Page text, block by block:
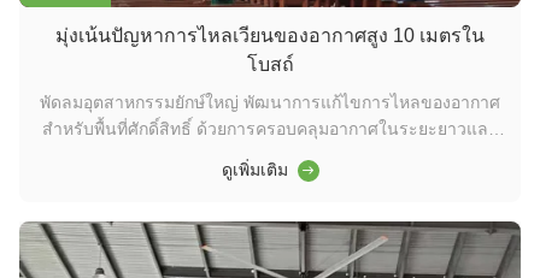
มุ่งเน้นปัญหาการไหลเวียนของอากาศสูง 10 เมตรใน
โบสถ์
พัดลมอุตสาหกรรมยักษ์ใหญ่ พัฒนาการแก้ไขการไหลของอากาศ
สําหรับพื้นที่ศักดิ์สิทธิ์ ด้วยการครอบคลุมอากาศในระยะยาวและ
การทํางานเงียบๆระบบประหยัดพลังงานของเรากําจัดการระบาย
ความร้อนในโบสถ์ที่มีเพดานสูง ในขณะที่รักษาความสมบูรณ์แบบ
ปลอดภัยในการแพร่ระบายอากาศที่...
ดูเพิ่มเติม